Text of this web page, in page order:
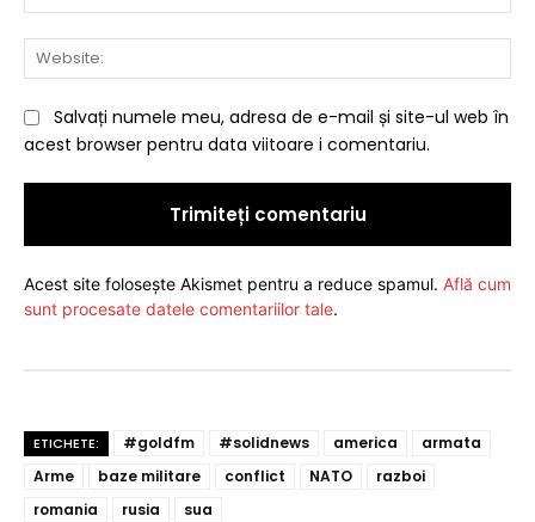
Salvați numele meu, adresa de e-mail și site-ul web în
acest browser pentru data viitoare i comentariu.
Acest site folosește Akismet pentru a reduce spamul. Află cum
sunt procesate datele comentariilor tale.
ETICHETE: #goldfm #solidnews america
armata
Arme
baze militare conflict NATO
razboi
romania
rusia sua